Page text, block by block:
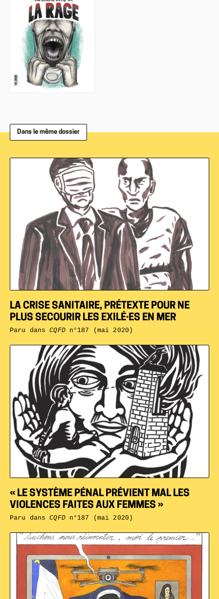
Dans le même dossier
« LE SYSTÈME PÉNAL PRÉVIENT MAL LES
VIOLENCES FAITES AUX FEMMES »
Paru dansCQFDn°187 (mai 2020)
LA CRISE SANITAIRE, PRÉTEXTE POUR NE
PLUS SECOURIR LES EXILÉ·ES EN MER
Paru dansCQFDn°187 (mai 2020)